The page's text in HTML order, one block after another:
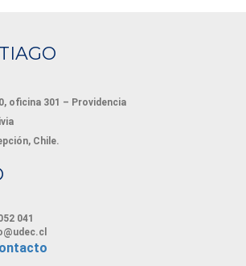
oficina 301 – Providencia
Chile.
041